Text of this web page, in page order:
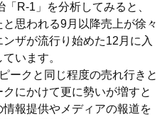
R-1」を分析してみると、
思われる9月以降売上が徐々
ザが流行り始めた12月に入
います。
ークと同じ程度の売れ行きと
にかけて更に勢いが増すと
報提供やメディアの報道を